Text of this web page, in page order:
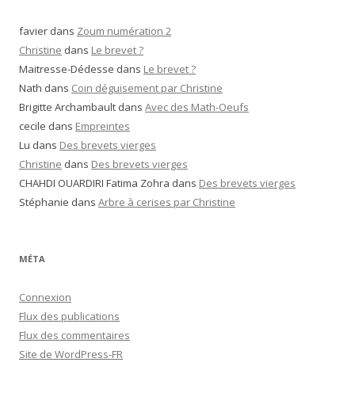
favier dans Zoum numération 2
Christine dans Le brevet ?
Maitresse-Dédesse dans Le brevet ?
Nath dans Coin déguisement par Christine
Brigitte Archambault dans Avec des Math-Oeufs
cecile dans Empreintes
Lu dans Des brevets vierges
Christine dans Des brevets vierges
CHAHDI OUARDIRI Fatima Zohra dans Des brevets vierges
Stéphanie dans Arbre à cerises par Christine
MÉTA
Connexion
Flux des publications
Flux des commentaires
Site de WordPress-FR